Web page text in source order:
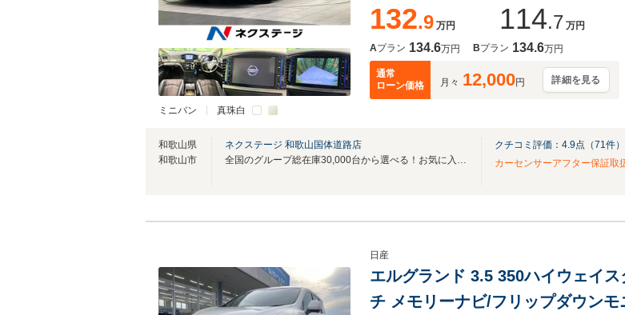
ミニバン 真珠白
132.9 万円 114.7 万円
Aプラン 134.6万円 Bプラン 134.6万円
通常
ローン価格
月々 12,000円 詳細を見る
和歌山県
和歌山市
ネクステージ 和歌山国体道路店
全国のグループ総在庫30,000台から選べる！お気に入りの愛車がきっと見つかります！
クチコミ評価： 4.9点（71件）
カーセンサーアフター保証取
日産
エルグランド 3.5 350ハイウェイ
チ メモリーナビ/フリップダウン